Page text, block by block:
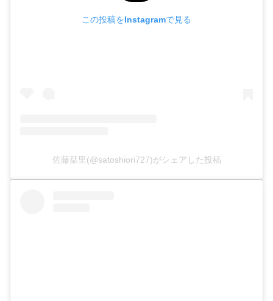
この投稿をInstagramで見る
佐藤栞里(@satoshiori727)がシェアした投稿